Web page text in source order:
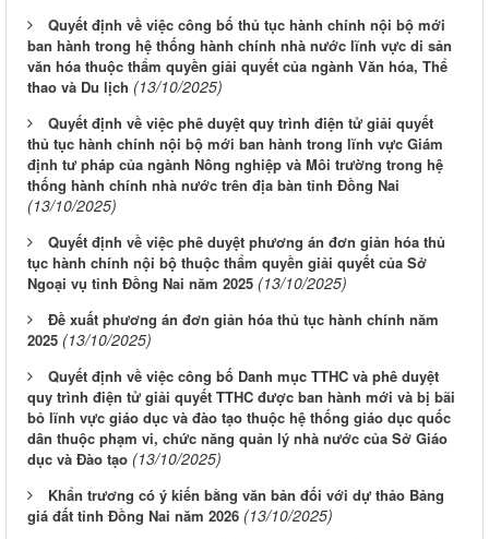
Quyết định về việc công bố thủ tục hành chính nội bộ mới
ban hành trong hệ thống hành chính nhà nước lĩnh vực di sản
văn hóa thuộc thẩm quyền giải quyết của ngành Văn hóa, Thể
thao và Du lịch (13/10/2025)
Quyết định về việc phê duyệt quy trình điện tử giải quyết
thủ tục hành chính nội bộ mới ban hành trong lĩnh vực Giám
định tư pháp của ngành Nông nghiệp và Môi trường trong hệ
thống hành chính nhà nước trên địa bàn tỉnh Đồng Nai
(13/10/2025)
Quyết định về việc phê duyệt phương án đơn giản hóa thủ
tục hành chính nội bộ thuộc thẩm quyền giải quyết của Sở
Ngoại vụ tỉnh Đồng Nai năm 2025 (13/10/2025)
Đề xuất phương án đơn giản hóa thủ tục hành chính năm
2025 (13/10/2025)
Quyết định về việc công bố Danh mục TTHC và phê duyệt
quy trình điện tử giải quyết TTHC được ban hành mới và bị bãi
bỏ lĩnh vực giáo dục và đào tạo thuộc hệ thống giáo dục quốc
dân thuộc phạm vi, chức năng quản lý nhà nước của Sở Giáo
dục và Đào tạo (13/10/2025)
Khẩn trương có ý kiến bằng văn bản đối với dự thảo Bảng
giá đất tỉnh Đồng Nai năm 2026 (13/10/2025)